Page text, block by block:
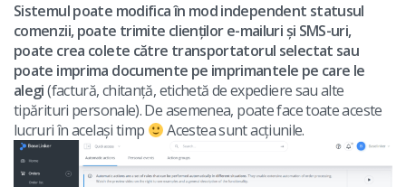
Sistemul poate modifica în mod independent statusul
comenzii, poate trimite clienților e-mailuri și SMS-uri,
poate crea colete către transportatorul selectat sau
poate imprima documente pe imprimantele pe care le
alegi(factură, chitanță, etichetă de expediere sau alte
tipărituri personale). De asemenea, poate face toate aceste
lucruri în același timp
Acestea sunt acțiunile.